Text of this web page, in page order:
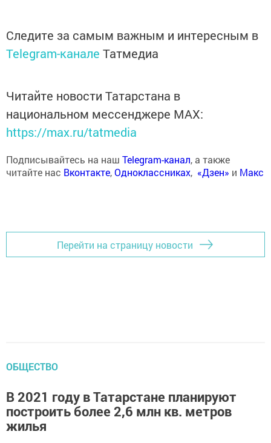
Следите за самым важным и интересным в
Telegram-канале Татмедиа
Читайте новости Татарстана в
национальном мессенджере MАХ:
https://max.ru/tatmedia
Подписывайтесь на наш Telegram-канал, а также
читайте нас Вконтакте,Одноклассниках, «Дзен» и Макс
Перейти на страницу новости
ОБЩЕСТВО
В 2021 году в Татарстане планируют
построить более 2,6 млн кв. метров
жилья